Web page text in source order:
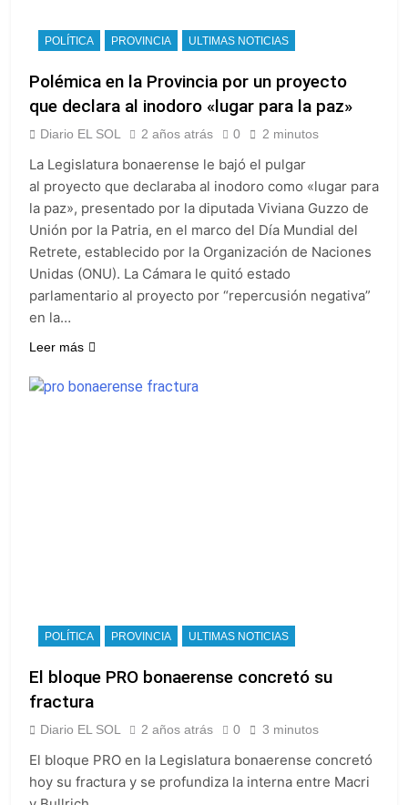
POLÍTICA PROVINCIA ULTIMAS NOTICIAS
Polémica en la Provincia por un proyecto
que declara al inodoro «lugar para la paz»
Diario EL SOL 2 años atrás 0 2 minutos
La Legislatura bonaerense le bajó el pulgar
al proyecto que declaraba al inodoro como «lugar para
la paz», presentado por la diputada Viviana Guzzo de
Unión por la Patria, en el marco del Día Mundial del
Retrete, establecido por la Organización de Naciones
Unidas (ONU). La Cámara le quitó estado
parlamentario al proyecto por “repercusión negativa”
en la…
Leer más
POLÍTICA PROVINCIA ULTIMAS NOTICIAS
El bloque PRO bonaerense concretó su
fractura
Diario EL SOL 2 años atrás 0 3 minutos
El bloque PRO en la Legislatura bonaerense concretó
hoy su fractura y se profundiza la interna entre Macri